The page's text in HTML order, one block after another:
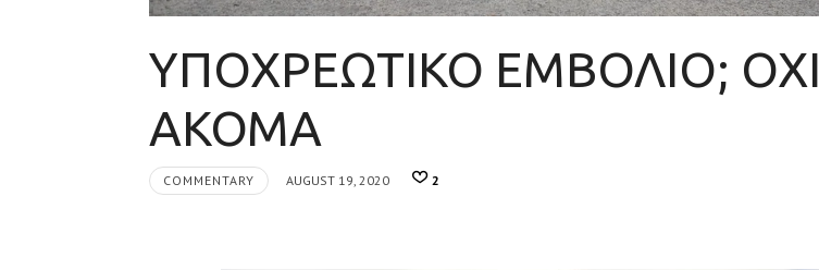
ΥΠΟΧΡΕΩΤΙΚΟ ΕΜΒΟΛΙΟ; ΟΧΙ
ΑΚΟΜΑ
COMMENTARY AUGUST 19, 2020 2